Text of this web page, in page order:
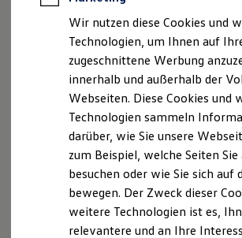
Laden unterwegs
Laden Zuhause
Ladestationen finden
Ladezeitensimulator
Batterie
Sicherheit
Nachhaltigkeit
Technologie
Kosten und Kauf
Verbrauchskosten
Kaufoptionen
E-Auto-Förderung
Software und Konnektivität
Die ID. Software 6
TouaregElegance eHybrid FINAL
(Energieverbrauch gewichtet
kWh/100 km plus 6,2-5,4 l/100 km;
bei entladener Batterie kombiniert: 10,4-
Emissionen gewichtet kombiniert: 141-
Klassen gewichtet kombiniert: E-D; CO₂-
entladener Batterie: G.)vereint die Kraft
Elektroantriebs mit einem TSI-
dynamischen Plug-in-Hybrid.
Mit geladener Batterie fahren Sie
lokal
geräuscharm im e-Modus. Im
Wir nutzen diese Cookies und
Technologien, um Ihnen auf
zugeschnittene Werbung
innerhalb und außerhalb der
Webseiten. Diese Cookies und
Technologien sammeln
darüber, wie Sie unsere
zum Beispiel, welche Seiten
besuchen oder wie Sie sich auf
bewegen. Der Zweck dieser
weitere Technologien ist es,
relevantere und an Ihre